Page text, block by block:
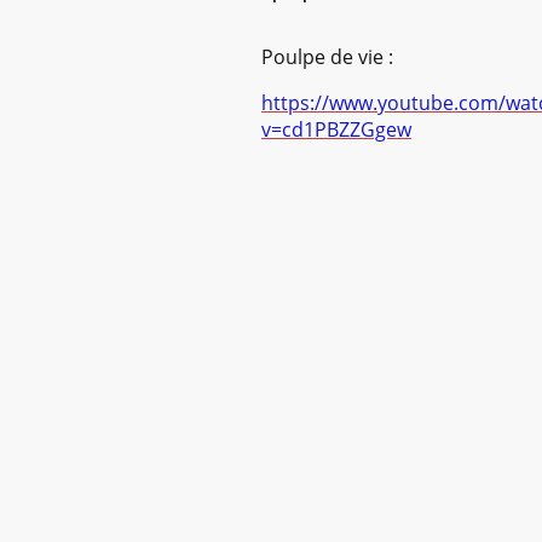
Poulpe de vie :
https://www.youtube.com/
v=cd1PBZZGgew